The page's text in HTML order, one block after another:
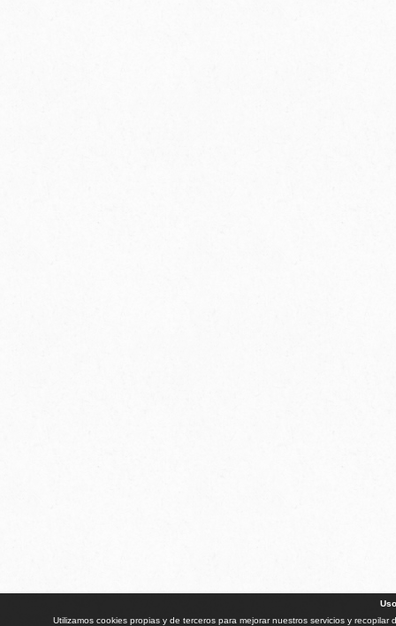
Utilizamos cookies propias y de terceros para mejorar nuestros servicios y